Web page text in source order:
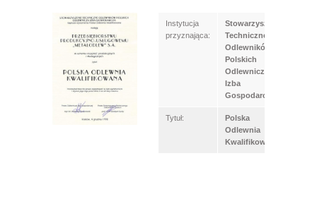
Instytucja
przyznająca:
Stowarzyszenie
Techniczne
Odlewników
Polskich
Odlewnicza
Izba
Gospodarcza
Tytuł:
Polska
Odlewnia
Kwalifikowana